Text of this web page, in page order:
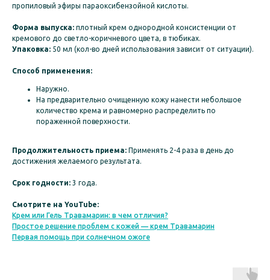
пропиловый эфиры параоксибензойной кислоты.
Форма выпуска: плотный крем однородной консистенции от
кремового до светло-коричневого цвета, в тюбиках.
Упаковка: 50 мл (кол-во дней использования зависит от ситуации).
Способ применения:
Наружно.
На предварительно очищенную кожу нанести небольшое
количество крема и равномерно распределить по
пораженной поверхности.
Продолжительность приема: Применять 2-4 раза в день до
достижения желаемого результата.
Срок годности: 3 года.
Смотрите на YouTube:
Крем или Гель Травамарин: в чем отличия?
Простое решение проблем с кожей — крем Травамарин
Первая помощь при солнечном ожоге